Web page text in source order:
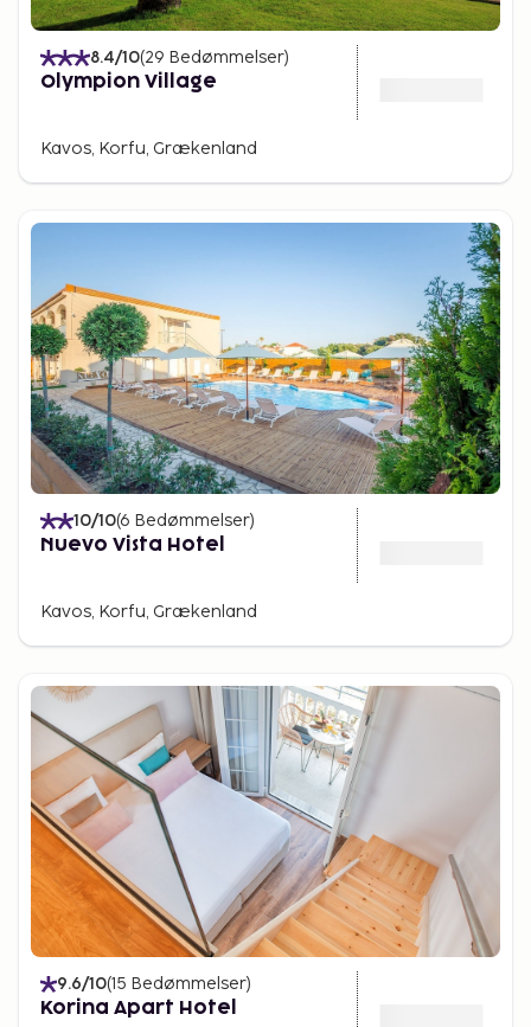
8.4/10(29 Bedømmelser)
Olympion Village
Kavos, Korfu, Grækenland
10/10(6 Bedømmelser)
Nuevo Vista Hotel
Kavos, Korfu, Grækenland
9.6/10(15 Bedømmelser)
Korina Apart Hotel